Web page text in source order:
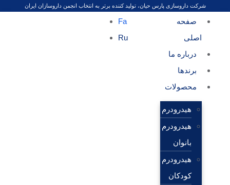
شرکت داروسازی پارس حیان، تولید کننده برتر به انتخاب انجمن داروسازان ایران
صفحه
اصلی
درباره ما
برندها
محصولات
هیدرودرم
هیدرودرم
بانوان
هیدرودرم
کودکان
Fa
Ru